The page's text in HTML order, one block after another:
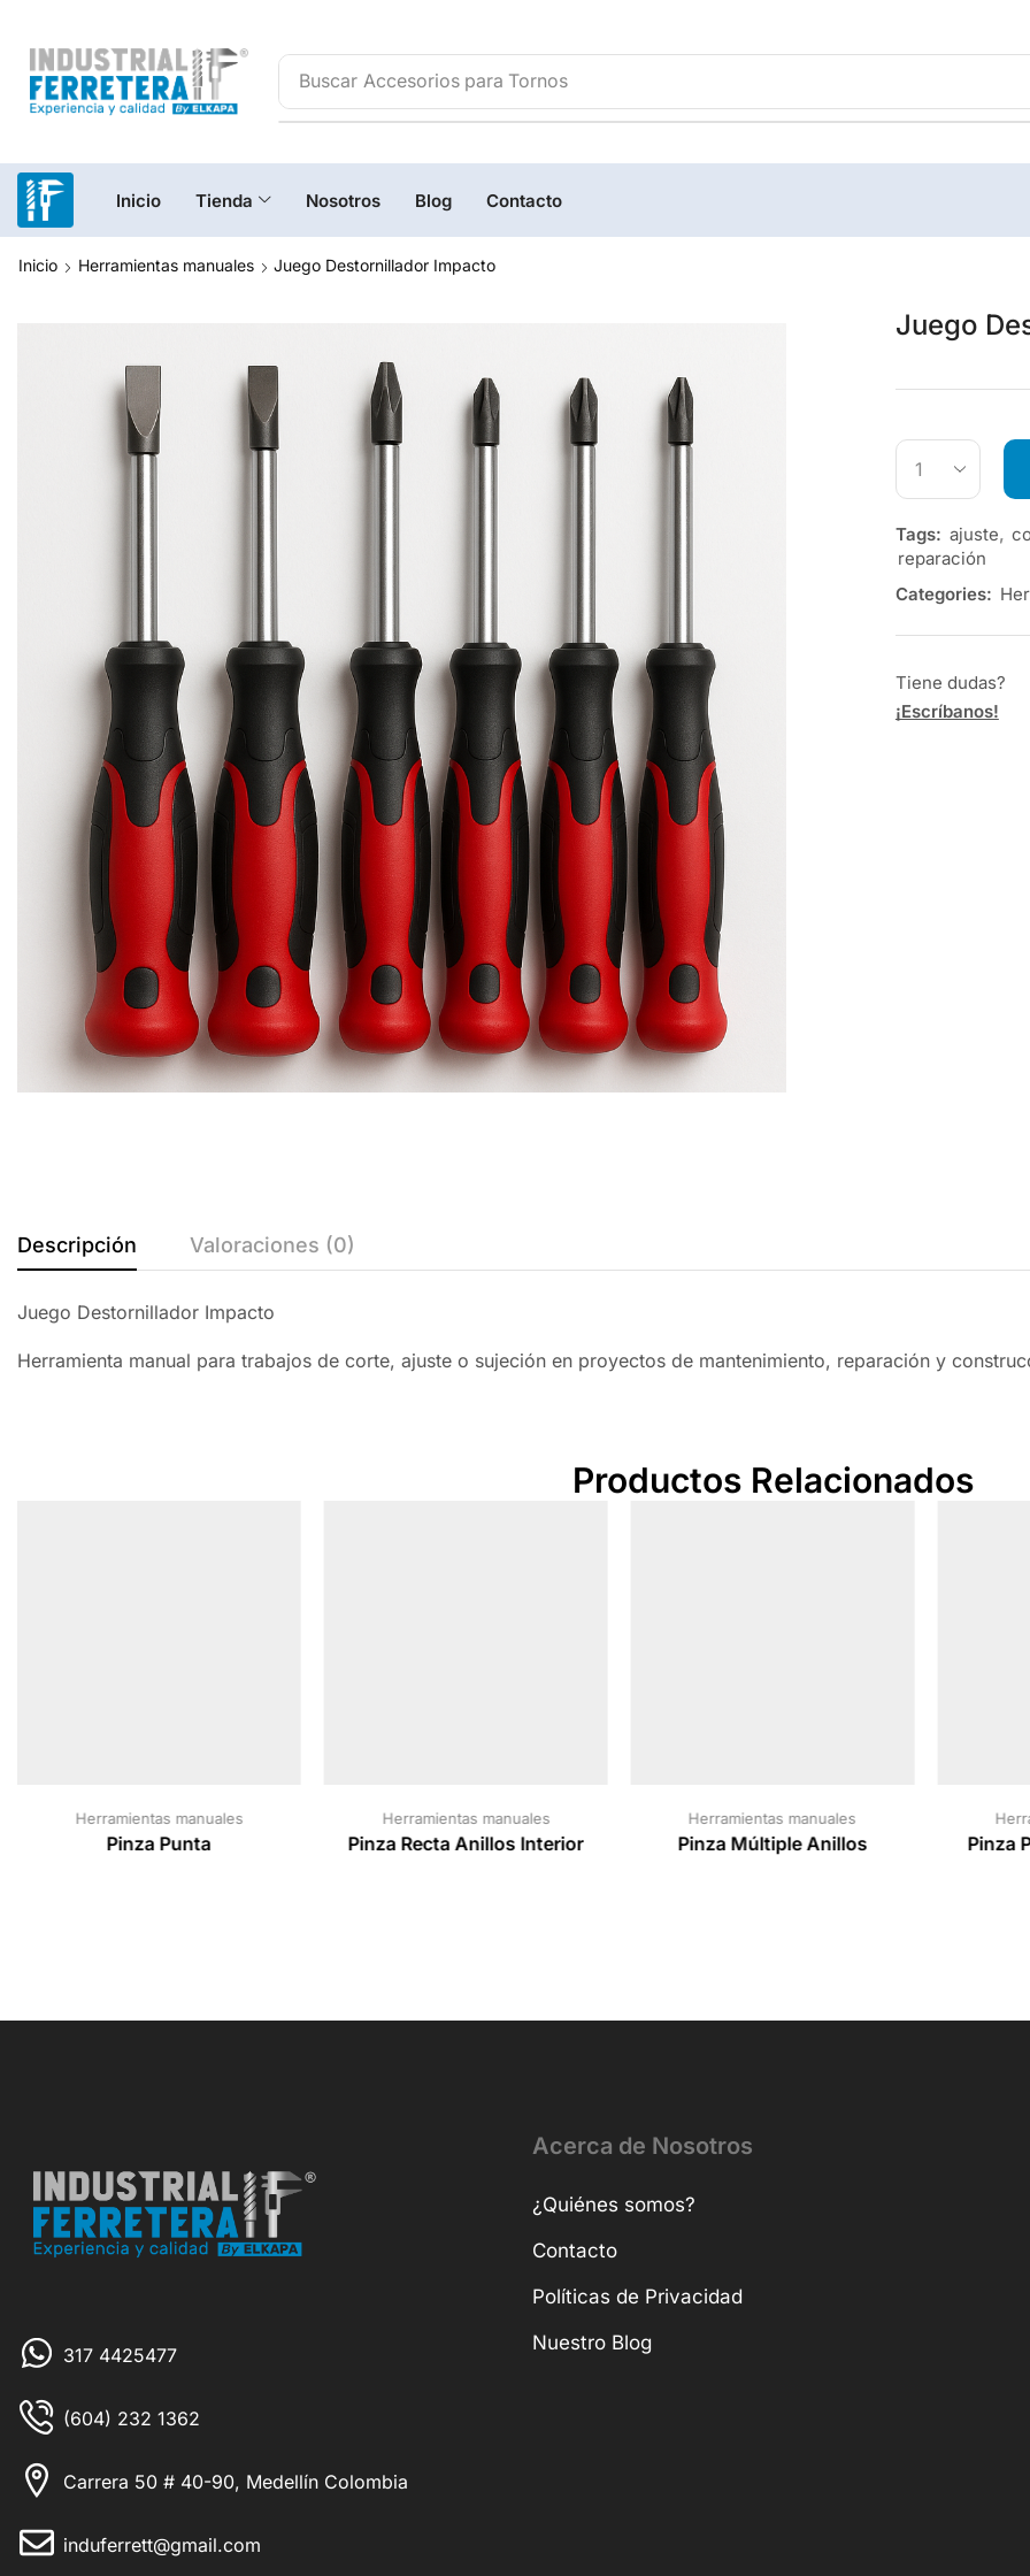
Buscar
Inicio Tienda Nosotros Blog Contacto
Inicio Herramientas manuales Juego Destornillador Impacto
Juego
Tags: ajuste,
reparación
Categories:
Tiene dudas?
¡Escríbanos!
Descripción Valoraciones (0)
Juego Destornillador Impacto
Herramienta manual para trabajos de corte, ajuste o sujeción en proyectos de mantenimiento, reparación y
Productos Relacionados
Herramientas manuales
Pinza Punta
Herramientas manuales
Pinza Recta Anillos Interior
Herramientas manuales
Pinza Múltiple Anillos Pinza
317 4425477
(604) 232 1362
Carrera 50 # 40-90, Medellín Colombia
induferrett@gmail.com
Acerca de Nosotros
¿Quiénes somos?
Contacto
Políticas de Privacidad
Nuestro Blog